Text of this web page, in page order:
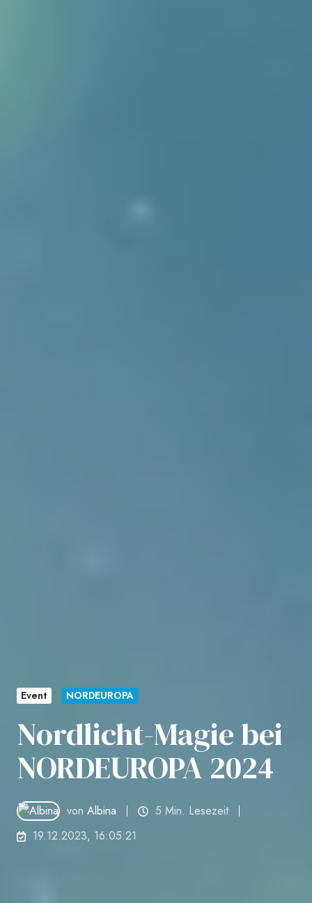
Event NORDEUROPA
Nordlicht-Magie bei
NORDEUROPA 2024
vonAlbina
5 Min. Lesezeit
19.12.2023, 16:05:21